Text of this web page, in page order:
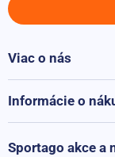
Viac o nás
Kontakty
Informácie o
Možnosti platby
Sportago akce a